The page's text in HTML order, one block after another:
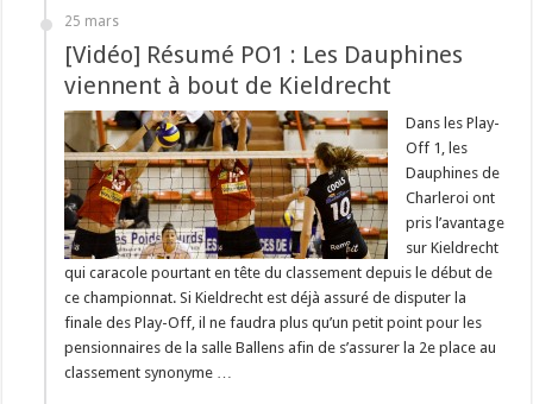
25 mars
[Vidéo] Résumé PO1 : Les Dauphines
viennent à bout de Kieldrecht
Dans les Play-
Off 1, les
Dauphines de
Charleroi ont
pris l’avantage
sur Kieldrecht
qui caracole pourtant en tête du classement depuis le début de
ce championnat. Si Kieldrecht est déjà assuré de disputer la
finale des Play-Off, il ne faudra plus qu’un petit point pour les
pensionnaires de la salle Ballens afin de s’assurer la 2e place au
classement synonyme …